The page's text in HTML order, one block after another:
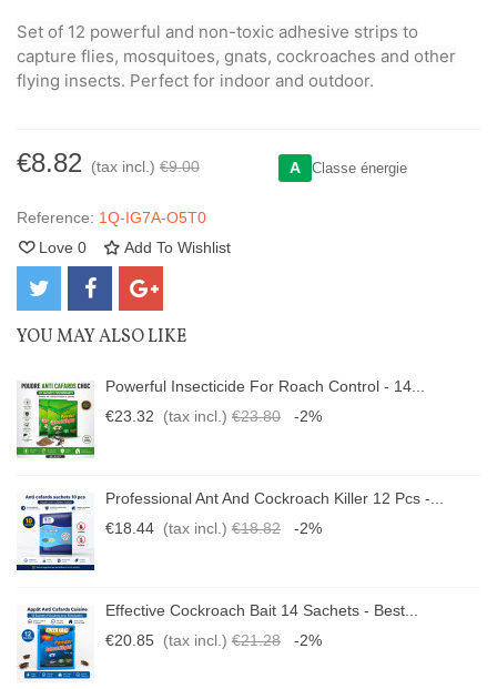
Set of 12 powerful and non-toxic adhesive strips to
capture flies, mosquitoes, gnats, cockroaches and other
flying insects. Perfect for indoor and outdoor.
€8.82 (tax incl.) €9.00 A Classe énergie
Reference: 1Q-IG7A-O5T0
Love 0 Add To Wishlist
YOU MAY ALSO LIKE
Powerful Insecticide For Roach Control - 14...
€23.32
(tax incl.) €23.80 -2%
Professional Ant And Cockroach Killer 12 Pcs -...
€18.44 (tax incl.) €18.82 -2%
Effective Cockroach Bait 14 Sachets - Best...
€20.85 (tax incl.) €21.28 -2%